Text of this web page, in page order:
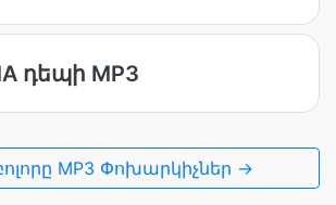
դեպի MP3
MP3 Փոխարկիչներ →